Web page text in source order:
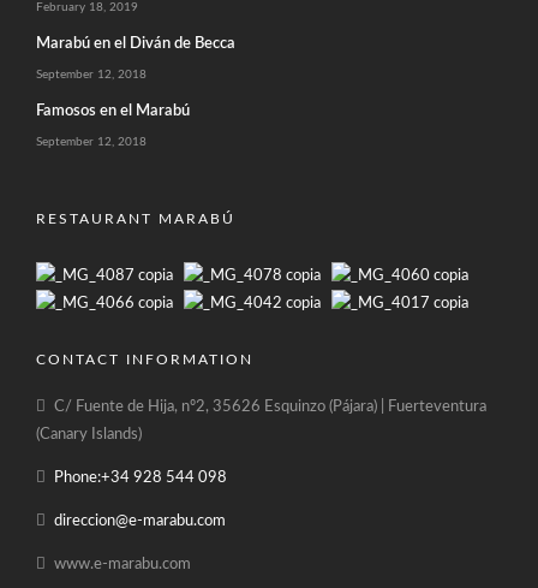
February 18, 2019
Marabú en el Diván de Becca
September 12, 2018
Famosos en el Marabú
September 12, 2018
RESTAURANT MARABÚ
CONTACT INFORMATION
C/ Fuente de Hija, nº2, 35626 Esquinzo (Pájara) | Fuerteventura
(Canary Islands)
Phone:+34 928 544 098
direccion@e-marabu.com
www.e-marabu.com